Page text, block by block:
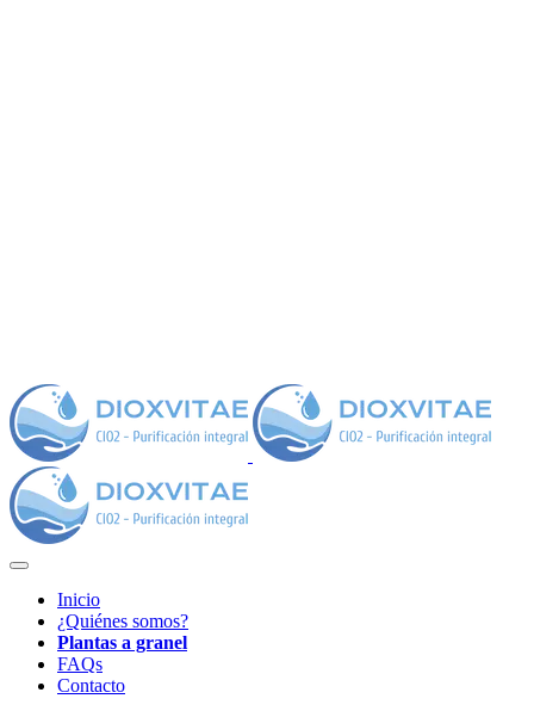
Inicio
¿Quiénes somos?
Plantas a granel
FAQs
Contacto